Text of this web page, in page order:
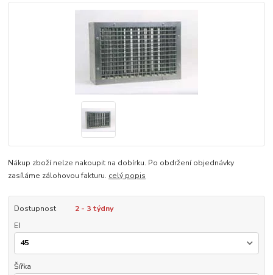
Nákup zboží nelze nakoupit na dobírku. Po obdržení objednávky
zasíláme zálohovou fakturu. celý popis
Dostupnost
2 - 3 týdny
EI
Šířka